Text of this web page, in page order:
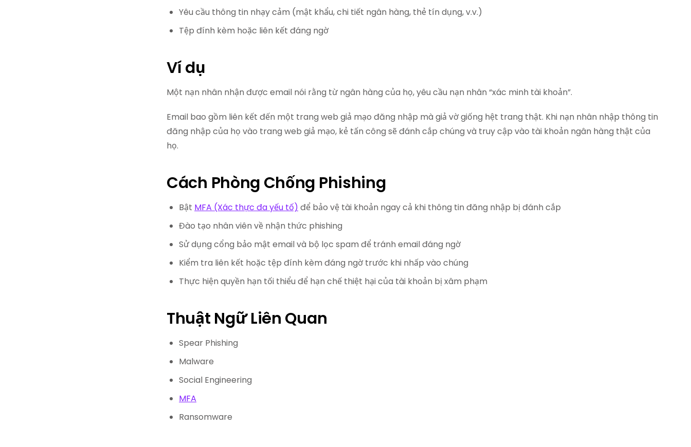
Yêu cầu thông tin nhạy cảm (mật khẩu, chi tiết ngân hàng, thẻ tín dụng, v.v.)
Tệp đính kèm hoặc liên kết đáng ngờ
Ví dụ
Một nạn nhân nhận được email nói rằng từ ngân hàng của họ, yêu cầu nạn nhân “xác minh tài khoản”.
Email bao gồm liên kết đến một trang web giả mạo đăng nhập mà giả vờ giống hệt trang thật. Khi nạn nhân nhập thông tin
đăng nhập của họ vào trang web giả mạo, kẻ tấn công sẽ đánh cắp chúng và truy cập vào tài khoản ngân hàng thật của
họ.
Cách Phòng Chống Phishing
Bật MFA (Xác thực đa yếu tố) để bảo vệ tài khoản ngay cả khi thông tin đăng nhập bị đánh cắp
Đào tạo nhân viên về nhận thức phishing
Sử dụng cổng bảo mật email và bộ lọc spam để tránh email đáng ngờ
Kiểm tra liên kết hoặc tệp đính kèm đáng ngờ trước khi nhấp vào chúng
Thực hiện quyền hạn tối thiểu để hạn chế thiệt hại của tài khoản bị xâm phạm
Thuật Ngữ Liên Quan
Spear Phishing
Malware
Social Engineering
MFA
Ransomware